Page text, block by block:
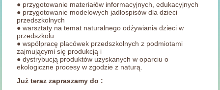
● przygotowanie materiałów informacyjnych, edukacyjnych
● przygotowanie modelowych jadłospisów dla dzieci
przedszkolnych
● warsztaty na temat naturalnego odżywiania dzieci w
przedszkolu
● współpracę placówek przedszkolnych z podmiotami
zajmującymi się produkcją i
● dystrybucją produktów uzyskanych w oparciu o
ekologiczne procesy w zgodzie z naturą.
Już teraz zapraszamy do :